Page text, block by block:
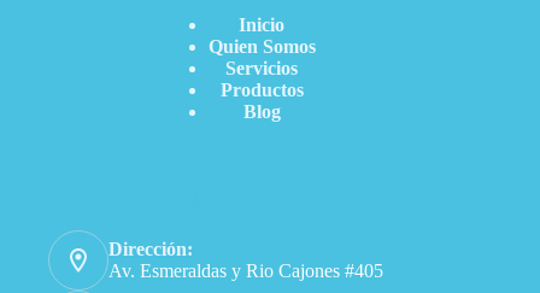
Inicio
Quien Somos
Servicios
Productos
Blog
Dirección:
Av. Esmeraldas y Rio Cajones #405